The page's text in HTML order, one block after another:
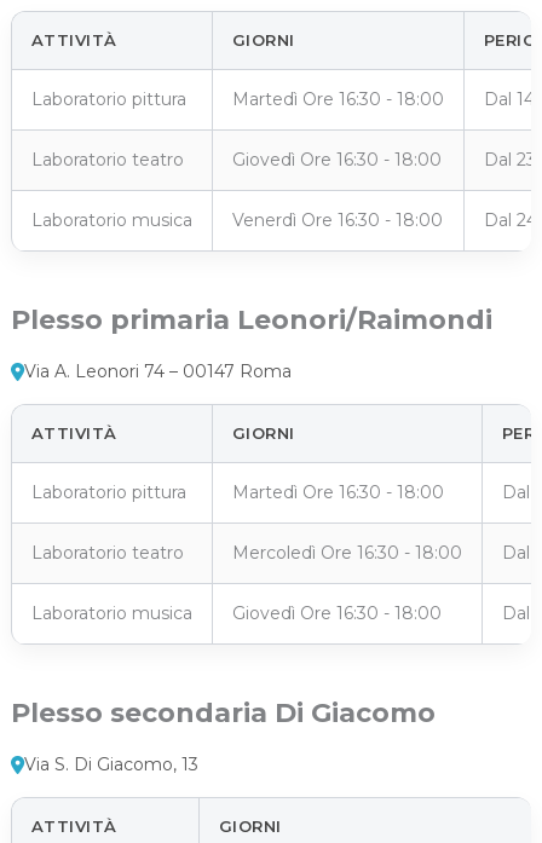
ATTIVITÀ GIORNI
Laboratorio pittura Martedì Ore 16:30 - 18:00 Dal
Laboratorio teatro Giovedì Ore 16:30 - 18:00 Dal
Laboratorio musica Venerdì Ore 16:30 - 18:00 Dal
Plesso primaria Leonori/Raimondi
Via A. Leonori 74 – 00147 Roma
ATTIVITÀ GIORNI
Laboratorio pittura Martedì Ore 16:30 - 18:00 Dal
Laboratorio teatro Mercoledì Ore 16:30 - 18:00 Dal
Laboratorio musica Giovedì Ore 16:30 - 18:00 Dal
Plesso secondaria Di Giacomo
Via S. Di Giacomo, 13
ATTIVITÀ GIORNI